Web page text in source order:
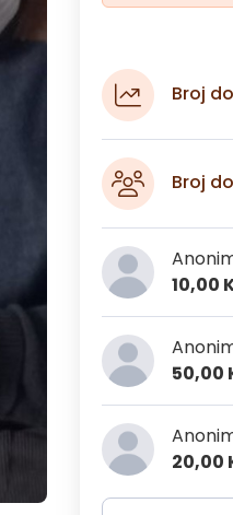
Broj
Broj
10,00
50,00
20,00